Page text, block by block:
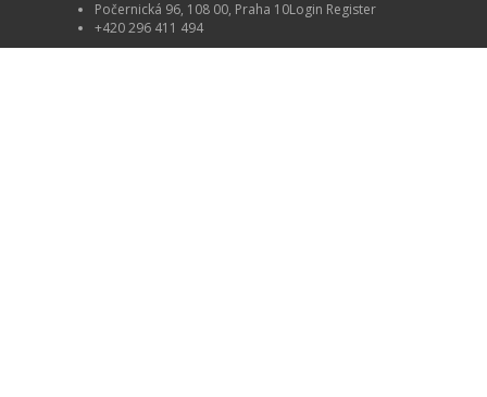
Login Register
Počernická 96, 108 00, Praha 10
+420 296 411 494